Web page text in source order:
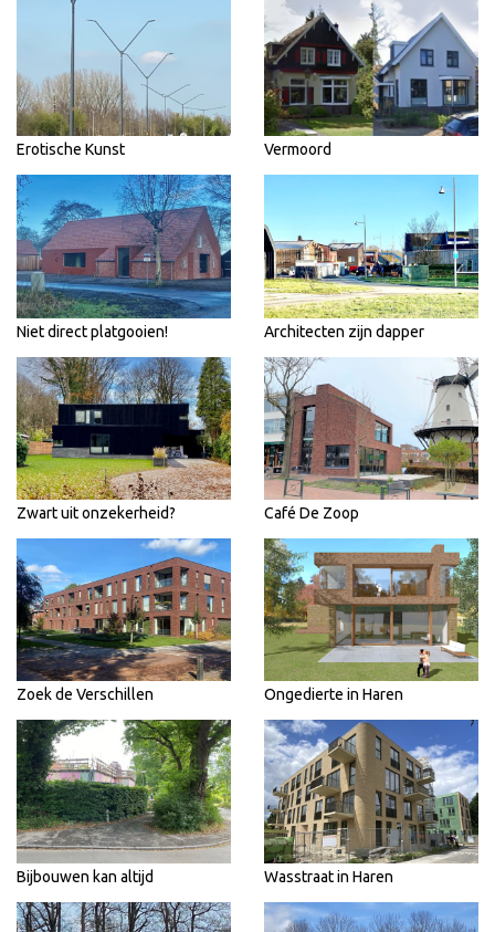
Erotische Kunst Vermoord
Niet direct platgooien! Architecten zijn dapper
Zwart uit onzekerheid? Café De Zoop
Zoek de Verschillen Ongedierte in Haren
Bijbouwen kan altijd Wasstraat in Haren